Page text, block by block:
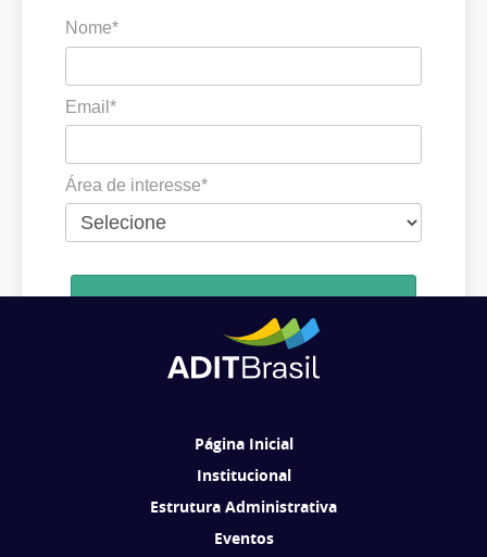
Nome*
Email*
Área de interesse*
Ao se cadastrar, você concorda em receber comunicações da ADIT
Página Inicial
Institucional
Estrutura Administrativa
Eventos